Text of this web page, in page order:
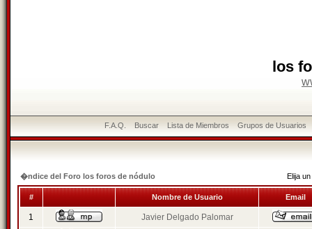
los
F.A.Q. Buscar Lista de Miembros Grupos de Usuarios
�ndice del Foro los foros de nódulo Elija
# Nombre de Usuario Email
1 Javier Delgado Palomar